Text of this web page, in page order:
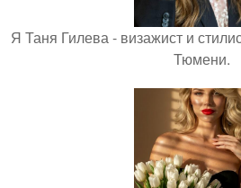
Я Таня Гилева - визажист и
Тюмени.